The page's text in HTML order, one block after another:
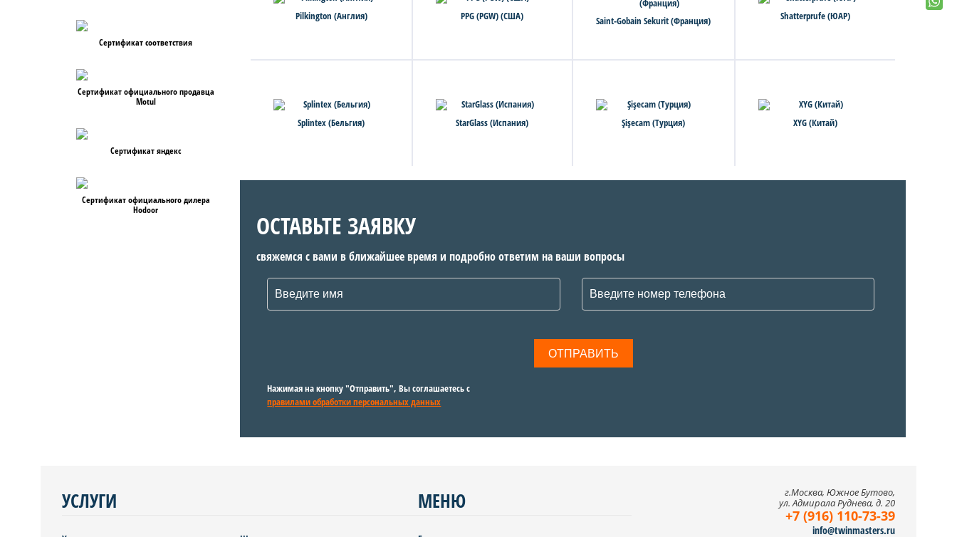
Сертификат соответствия
Сертификат официального продавца
Motul
Сертификат яндекс
Сертификат официального дилера
Hodoor
Pilkington (Англия) PPG (PGW) (США) Saint-Gobain Sekurit (Франция) Shatterprufe (ЮАР)
Splintex (Бельгия) StarGlass (Испания) Şişecam (Турция) XYG (Китай)
ОСТАВЬТЕ ЗАЯВКУ
свяжемся с вами в ближайшее время и подробно ответим на ваши вопросы
Нажимая на кнопку "Отправить", Вы соглашаетесь с
правилами обработки персональных данных
УСЛУГИ МЕНЮ
г.Москва, Южное Бутово,
ул. Адмирала Руднева, д. 20
+7 (916) 110-73-39
info@twinmasters.ru